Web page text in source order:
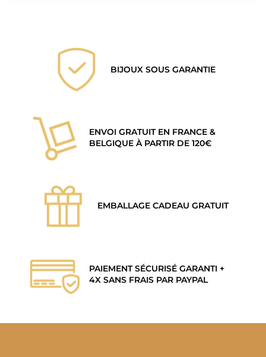
BIJOUX SOUS GARANTIE
ENVOI GRATUIT EN FRANCE &
BELGIQUE À PARTIR DE 120€
EMBALLAGE CADEAU GRATUIT
PAIEMENT SÉCURISÉ GARANTI +
4X SANS FRAIS PAR PAYPAL